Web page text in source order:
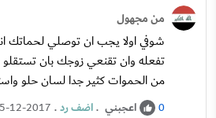
من مجهول
شوفي اولا يجب ان توصلي لحماتك
تفعله وان تقنعي زوجك بان
من الحموات كثير جدا لسان حلو
0 اعجبني .اضف رد.
12-2017